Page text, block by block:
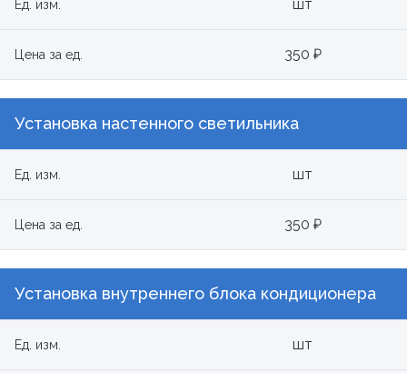
Ед. изм. шт
Цена за ед. 350 ₽
Установка настенного светильника
Ед. изм. шт
Цена за ед. 350 ₽
Установка внутреннего блока кондиционера
Ед. изм. шт